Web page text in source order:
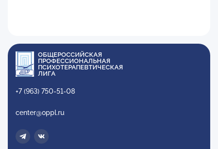
ОБЩЕРОССИЙСКАЯ
ПРОФЕССИОНАЛЬНАЯ
ПСИХОТЕРАПЕВТИЧЕСКАЯ
ЛИГА
+7 (963) 750-51-08
center@oppl.ru